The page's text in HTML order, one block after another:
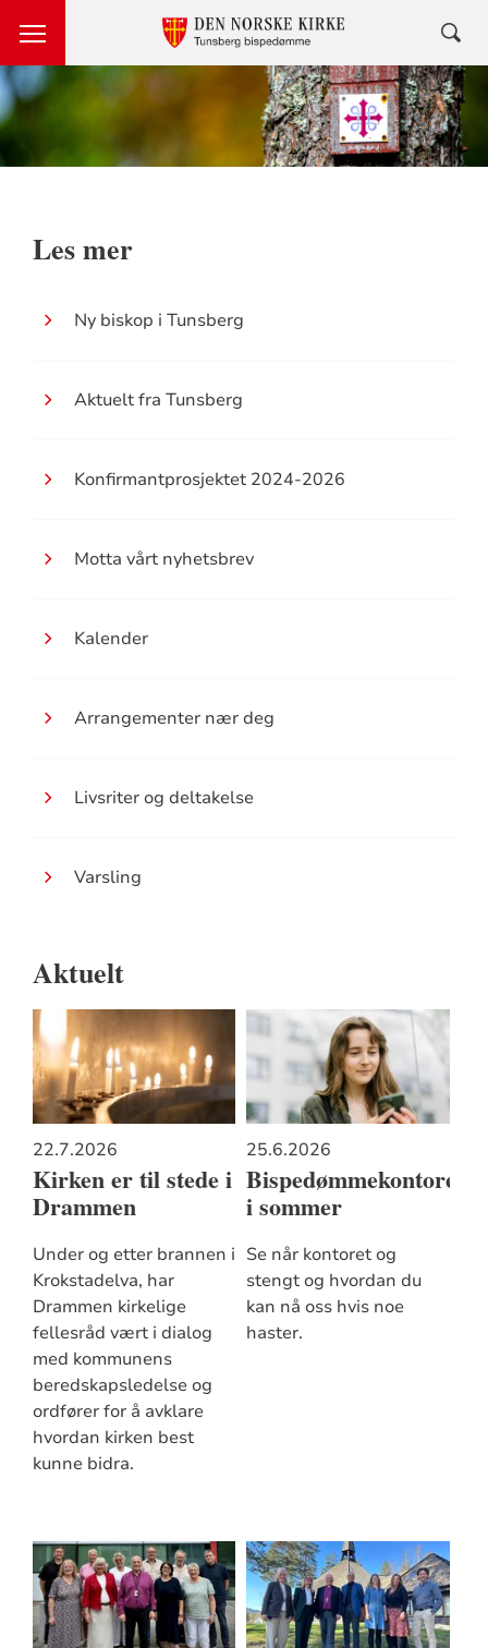
Les mer
Ny biskop i Tunsberg
Aktuelt fra Tunsberg
Konfirmantprosjektet 2024-2026
Motta vårt nyhetsbrev
Kalender
Arrangementer nær deg
Livsriter og deltakelse
Varsling
Aktuelt
22.7.2026
Kirken er til stede i
Drammen
Under og etter brannen i
Krokstadelva, har
Drammen kirkelige
fellesråd vært i dialog
med kommunens
beredskapsledelse og
ordfører for å avklare
hvordan kirken best
kunne bidra.
25.6.2026
Bispedømmekontoret
i sommer
Se når kontoret og
stengt og hvordan du
kan nå oss hvis noe
haster.